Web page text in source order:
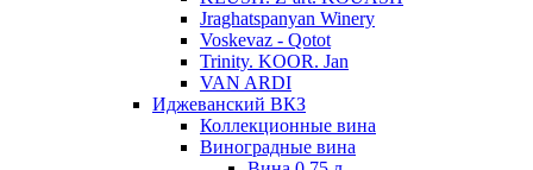
Jraghatspanyan Winery
Voskevaz - Qotot
Trinity. KOOR. Jan
VAN ARDI
Иджеванский ВКЗ
Коллекционные вина
Виноградные вина